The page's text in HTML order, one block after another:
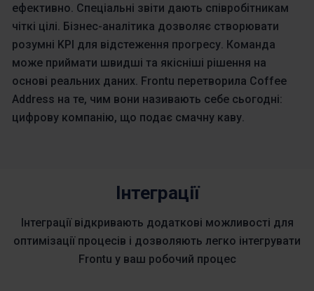
ефективно. Спеціальні звіти дають співробітникам
чіткі цілі. Бізнес-аналітика дозволяє створювати
розумні KPI для відстеження прогресу. Команда
може приймати швидші та якісніші рішення на
основі реальних даних. Frontu перетворила Coffee
Address на те, чим вони називають себе сьогодні:
цифрову компанію, що подає смачну каву.
Інтеграції
Інтеграції відкривають додаткові можливості для
оптимізації процесів і дозволяють легко інтегрувати
Frontu у ваш робочий процес